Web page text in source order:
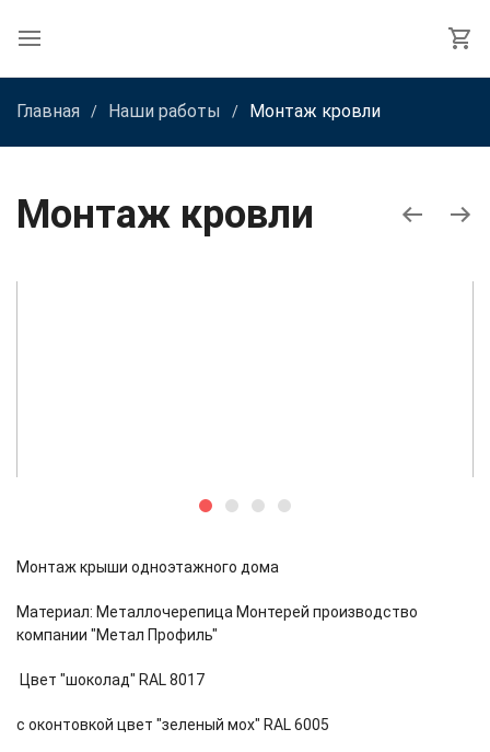
Главная Наши работы Монтаж кровли
Монтаж кровли
Монтаж крыши одноэтажного дома
Материал: Металлочерепица Монтерей производство
компании "Метал Профиль"
Цвет "шоколад" RAL 8017
с оконтовкой цвет "зеленый мох" RAL 6005